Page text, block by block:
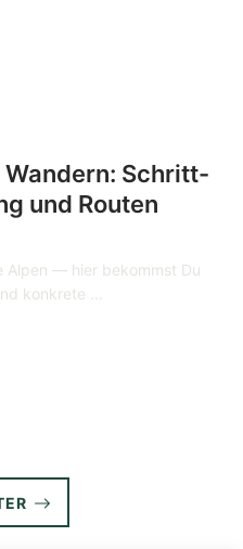
Schritt-
und Routen
Alpen — hier bekommst Du
konkrete ...